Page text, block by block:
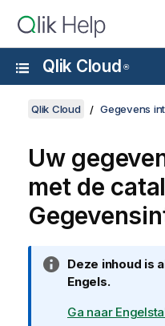
Qlik Cloud ®
Qlik Cloud Gegevens
Uw
met de
I
n
o
Deze inhoud is
Engels.
Ga naar